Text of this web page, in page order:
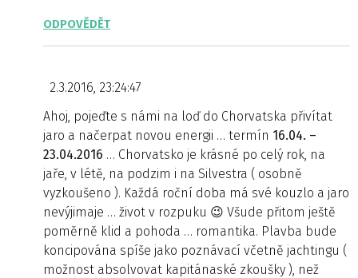
ODPOVĚDĚT
2.3.2016, 23:24:47
Ahoj, pojeďte s námi na loď do Chorvatska přivítat
jaro a načerpat novou energii … termín 16.04. –
23.04.2016 … Chorvatsko je krásné po celý rok, na
jaře, v létě, na podzim i na Silvestra ( osobně
vyzkoušeno ). Každá roční doba má své kouzlo a jaro
nevýjimaje … život v rozpuku 😉 Všude přitom ještě
poměrně klid a pohoda … romantika. Plavba bude
koncipována spíše jako poznávací včetně jachtingu (
možnost absolvovat kapitánaské zkoušky ), než